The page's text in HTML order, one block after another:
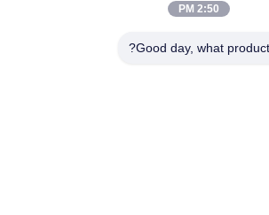
2:50 PM
Good day, what